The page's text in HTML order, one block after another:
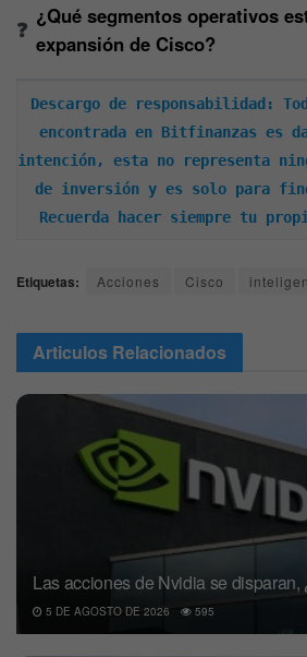
¿Qué segmentos operativos
expansión de Cisco?
Descargo de responsabilidad:
encontrada en Bitfinanzas es
intención, esta no representa
de inversión y es solo para
Recuerda hacer siempre tu
Etiquetas: Acciones Cisco
Articulos Relacionados
Las acciones de Nvidia se
5 DE AGOSTO DE 2026 595